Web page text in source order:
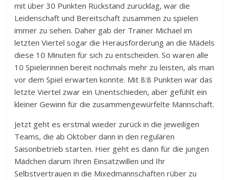
mit über 30 Punkten Rückstand zurücklag, war die
Leidenschaft und Bereitschaft zusammen zu spielen
immer zu sehen. Daher gab der Trainer Michael im
letzten Viertel sogar die Herausforderung an die Mädels
diese 10 Minuten für sich zu entscheiden. So waren alle
10 Spielerinnen bereit nochmals mehr zu leisten, als man
vor dem Spiel erwarten konnte. Mit 8:8 Punkten war das
letzte Viertel zwar ein Unentschieden, aber gefühlt ein
kleiner Gewinn für die zusammengewürfelte Mannschaft.
Jetzt geht es erstmal wieder zurück in die jeweiligen
Teams, die ab Oktober dann in den regulären
Saisonbetrieb starten. Hier geht es dann für die jungen
Mädchen darum Ihren Einsatzwillen und Ihr
Selbstvertrauen in die Mixedmannschaften rüber zu